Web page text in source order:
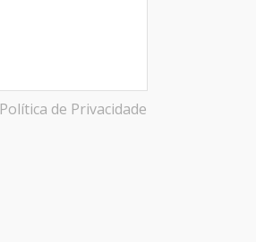
Política de Privacidade